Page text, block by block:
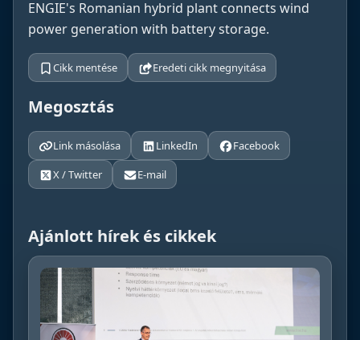
ENGIE's Romanian hybrid plant connects wind
power generation with battery storage.
Cikk mentése Eredeti cikk megnyitása
Megosztás
Link másolása LinkedIn
Facebook
X / Twitter
E-mail
Ajánlott hírek és cikkek